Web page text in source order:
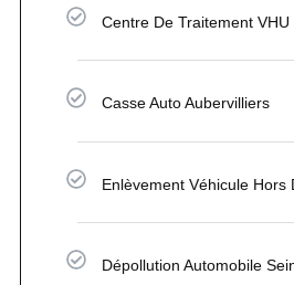
Centre De Traitement VHU
Casse Auto Aubervilliers
Enlèvement Véhicule Hors
Dépollution Automobile